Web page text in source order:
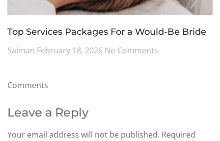
Top Services Packages For a Would-Be Bride
Salman February 18, 2026 No Comments
Comments
Leave a Reply
Your email address will not be published. Required